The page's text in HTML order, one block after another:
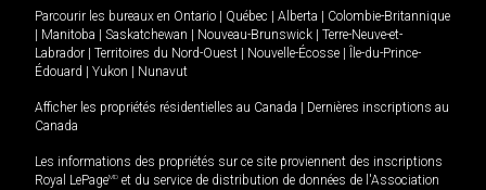
Parcourir les bureaux en Ontario Québec Alberta
Colombie-Britannique
Manitoba Saskatchewan Nouveau-Brunswick
Terre-Neuve-et-
Labrador
Territoires du Nord-Ouest Nouvelle-Écosse
Île-du-Prince-
Édouard
Yukon Nunavut
Afficher les propriétés résidentielles au Canada
Dernières inscriptions au
Canada
Les informations des propriétés sur ce site proviennent des inscriptions
Royal LePageMD et du service de distribution de données de l'Association